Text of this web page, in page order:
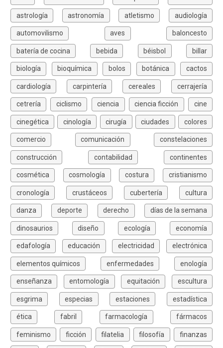
astrología astronomía atletismo audiología
automovilismo aves baloncesto
batería de cocina bebida béisbol billar
biología bioquímica bolos botánica cactos
cardiología carpintería cereales cerrajería
cetrería ciclismo ciencia ciencia ficción cine
cinegética cinología cirugía ciudades colores
comercio comunicación constelaciones
construcción contabilidad continentes
cosmética cosmología costura cristianismo
cronología crustáceos cubertería cultura
danza deporte derecho días de la semana
dinosaurios diseño ecología economía
edafología educación electricidad electrónica
elementos químicos enfermedades enología
enseñanza entomología equitación escultura
esgrima especias estaciones estadística
ética fabril farmacología fármacos
feminismo ficción filatelia filosofía finanzas